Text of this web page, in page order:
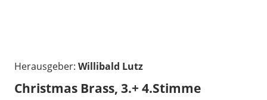
Herausgeber: Willibald Lutz
Christmas Brass, 3.+ 4.Stimme